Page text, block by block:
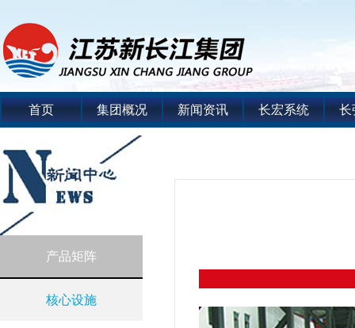
首页 集团概况 新闻资讯 长宏系统 长
产品矩阵
核心设施